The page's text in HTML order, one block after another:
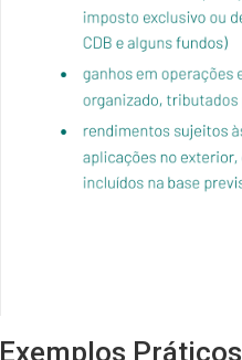
Exemplos Práticos